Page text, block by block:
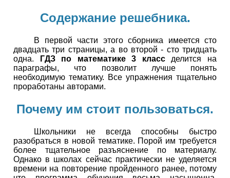
Содержание решебника.
В первой части этого сборника имеется сто
двадцать три страницы, а во второй - сто тридцать
одна.
ГДЗ по математике 3 классделится на
параграфы, что позволит лучше понять
необходимую тематику. Все упражнения тщательно
проработаны авторами.
Почему им стоит пользоваться.
Школьники не всегда способны быстро
разобраться в новой тематике. Порой им требуется
более тщательное разъяснение по материалу.
Однако в школах сейчас практически не уделяется
времени на повторение пройденного ранее, потому